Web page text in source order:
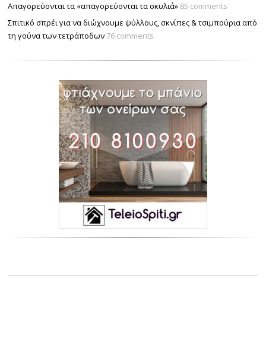
Απαγορεύονται τα «απαγορεύονται τα σκυλιά» 85 comments
Σπιτικό σπρέι για να διώχνουμε ψύλλους, σκνίπες & τσιμπούρια από
τη γούνα των τετράποδων 76 comments